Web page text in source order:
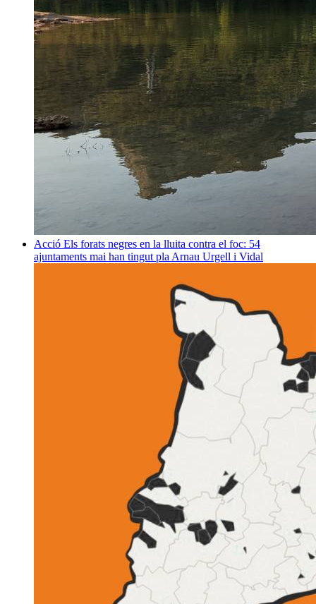
Acció Els forats negres en la lluita contra el foc: 54
ajuntaments mai han tingut pla Arnau Urgell i Vidal